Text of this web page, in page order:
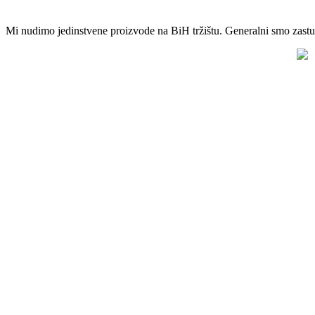
Mi nudimo jedinstvene proizvode na BiH tržištu. Generalni smo